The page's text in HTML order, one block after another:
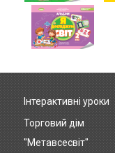
Footer
menu
Інтерактивні уроки
Торговий дім
"Метавсесвіт"